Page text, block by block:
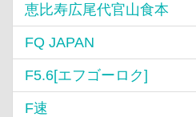
恵比寿広尾代官山食本
FQ JAPAN
F5.6[エフゴーロク]
F速